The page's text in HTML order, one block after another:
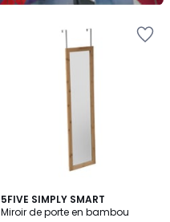
5FIVE SIMPLY SMART
Miroir de porte en bambou